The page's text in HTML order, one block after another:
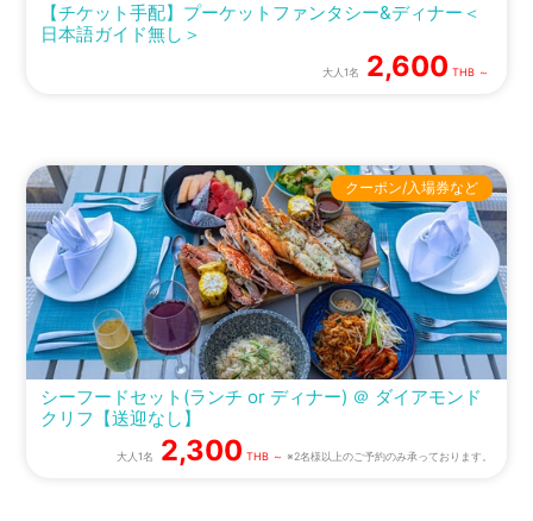
【チケット手配】プーケットファンタシー&ディナー＜
日本語ガイド無し＞
大人1名 2,600 THB ～
シーフードセット(ランチ or ディナー) ＠ ダイアモンド
クリフ【送迎なし】
クーポン/入場券など
大人1名 2,300 THB ～ ※2名様以上のご予約のみ承っております。